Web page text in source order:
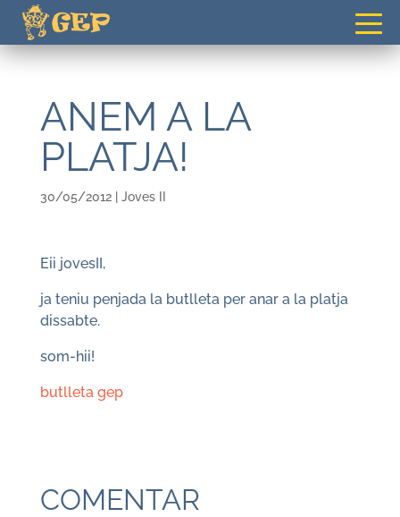
ANEM A LA
PLATJA!
30/05/2012| Joves II
Eii jovesII,
ja teniu penjada la butlleta per anar a la platja
dissabte.
som-hii!
butlleta gep
COMENTAR